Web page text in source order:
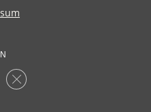
Ebenfalls
herzlichst!
GDPR Cookie-Banner